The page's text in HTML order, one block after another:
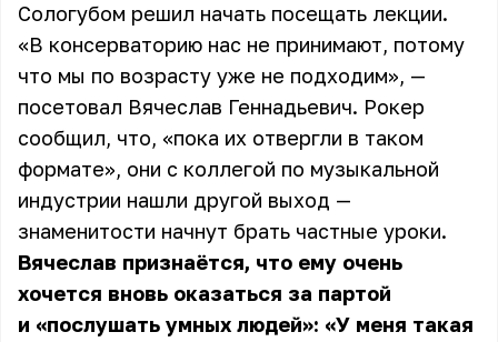
Сологубом решил начать посещать лекции.
«В консерваторию нас не принимают, потому
что мы по возрасту уже не подходим», —
посетовал Вячеслав Геннадьевич. Рокер
сообщил, что, «пока их отвергли в таком
формате», они с коллегой по музыкальной
индустрии нашли другой выход —
знаменитости начнут брать частные уроки.
Вячеслав признаётся, что ему очень
хочется вновь оказаться за партой
и «послушать умных людей»: «У меня такая